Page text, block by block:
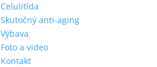
Celulitída
Skutočný anti-aging
Výbava
Foto a video
Kontakt